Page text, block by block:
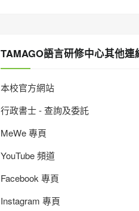
TAMAGO語言研修中心其他連
本校官方網站
行政書士 - 查詢及委託
MeWe 專頁
YouTube 頻道
Facebook 專頁
Instagram 專頁